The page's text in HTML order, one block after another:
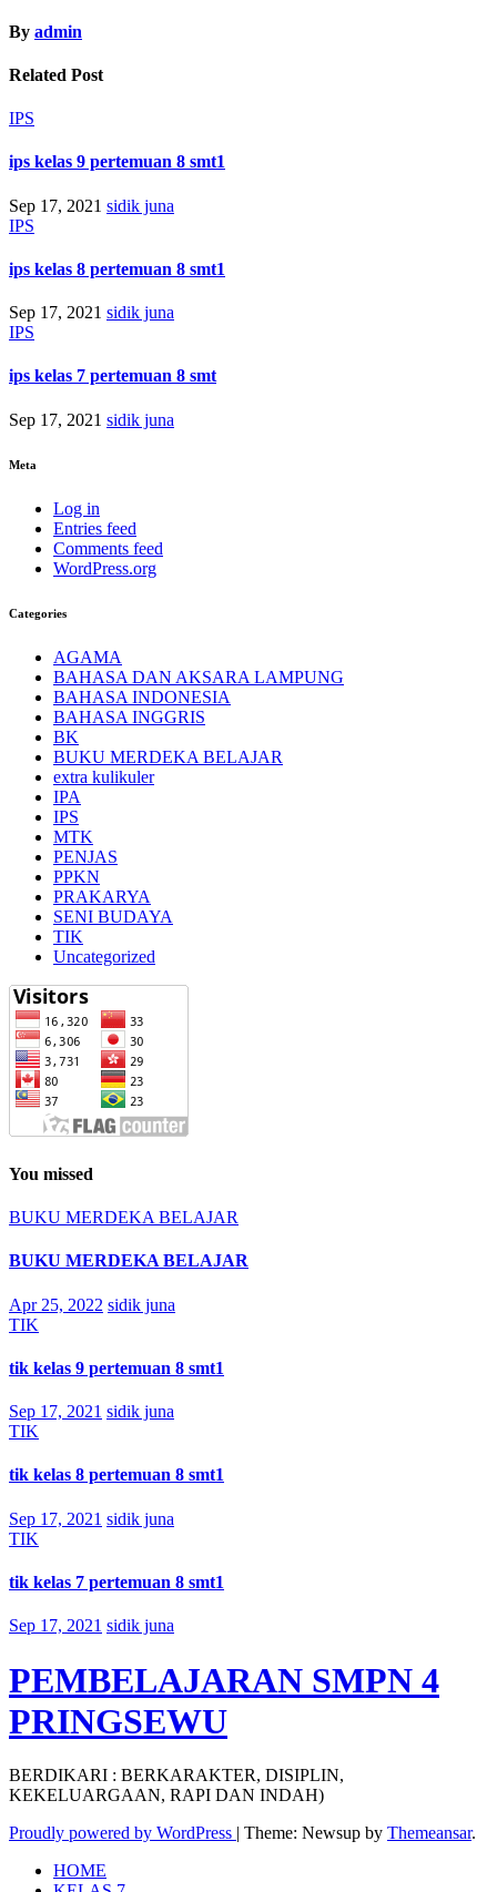
By admin
Related Post
IPS
ips kelas 9 pertemuan 8 smt1
Sep 17, 2021 sidik juna
IPS
ips kelas 8 pertemuan 8 smt1
Sep 17, 2021 sidik juna
IPS
ips kelas 7 pertemuan 8 smt
Sep 17, 2021 sidik juna
Meta
Log in
Entries feed
Comments feed
WordPress.org
Categories
AGAMA
BAHASA DAN AKSARA LAMPUNG
BAHASA INDONESIA
BAHASA INGGRIS
BK
BUKU MERDEKA BELAJAR
extra kulikuler
IPA
IPS
MTK
PENJAS
PPKN
PRAKARYA
SENI BUDAYA
TIK
Uncategorized
You missed
BUKU MERDEKA BELAJAR
BUKU MERDEKA BELAJAR
Apr 25, 2022 sidik juna
TIK
tik kelas 9 pertemuan 8 smt1
Sep 17, 2021 sidik juna
TIK
tik kelas 8 pertemuan 8 smt1
Sep 17, 2021 sidik juna
TIK
tik kelas 7 pertemuan 8 smt1
Sep 17, 2021 sidik juna
PEMBELAJARAN SMPN 4
PRINGSEWU
BERDIKARI : BERKARAKTER, DISIPLIN,
KEKELUARGAAN, RAPI DAN INDAH)
Proudly powered by WordPress | Theme: Newsup by Themeansar.
HOME